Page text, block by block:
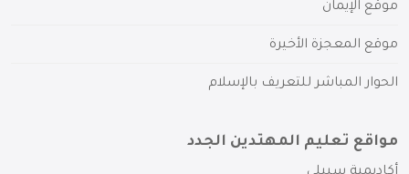
موقع الإيمان
موقع المعجزة الأخيرة
الحوار المباشر للتعريف بالإسلام
مواقع تعليم المهتدين الجدد